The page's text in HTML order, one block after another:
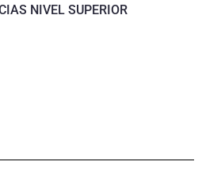
NIVEL SUPERIOR